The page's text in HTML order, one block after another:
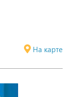
На карте